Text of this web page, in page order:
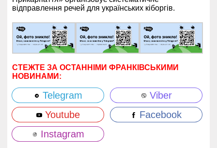
відправлення речей для українських кіборгів.
СТЕЖТЕ ЗА ОСТАННІМИ ФРАНКІВСЬКИМИ
НОВИНАМИ:
Telegram
Viber
Youtube
Facebook
Instagram